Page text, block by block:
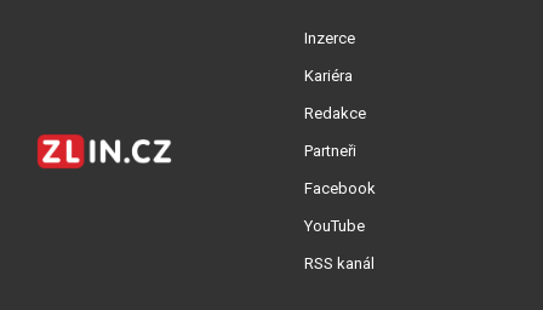
Inzerce
Kariéra
Redakce
Partneři
Facebook
YouTube
RSS kanál